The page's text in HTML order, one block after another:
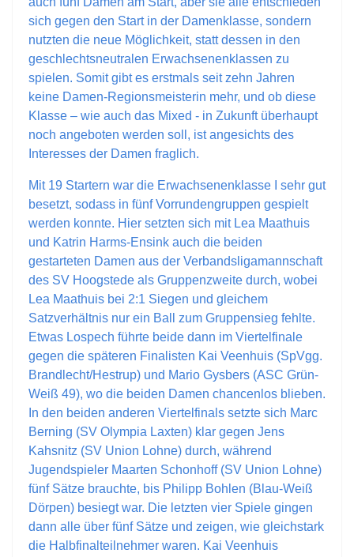
sich gegen den Start in der Damenklasse, sondern
nutzten die neue Möglichkeit, statt dessen in den
geschlechtsneutralen Erwachsenenklassen zu
spielen. Somit gibt es erstmals seit zehn Jahren
keine Damen-Regionsmeisterin mehr, und ob diese
Klasse – wie auch das Mixed - in Zukunft überhaupt
noch angeboten werden soll, ist angesichts des
Interesses der Damen fraglich.
Mit 19 Startern war die Erwachsenenklasse I sehr gut
besetzt, sodass in fünf Vorrundengruppen gespielt
werden konnte. Hier setzten sich mit Lea Maathuis
und Katrin Harms-Ensink auch die beiden
gestarteten Damen aus der Verbandsligamannschaft
des SV Hoogstede als Gruppenzweite durch, wobei
Lea Maathuis bei 2:1 Siegen und gleichem
Satzverhältnis nur ein Ball zum Gruppensieg fehlte.
Etwas Lospech führte beide dann im Viertelfinale
gegen die späteren Finalisten Kai Veenhuis (SpVgg.
Brandlecht/Hestrup) und Mario Gysbers (ASC Grün-
Weiß 49), wo die beiden Damen chancenlos blieben.
In den beiden anderen Viertelfinals setzte sich Marc
Berning (SV Olympia Laxten) klar gegen Jens
Kahsnitz (SV Union Lohne) durch, während
Jugendspieler Maarten Schonhoff (SV Union Lohne)
fünf Sätze brauchte, bis Philipp Bohlen (Blau-Weiß
Dörpen) besiegt war. Die letzten vier Spiele gingen
dann alle über fünf Sätze und zeigen, wie gleichstark
die Halbfinalteilnehmer waren. Kai Veenhuis